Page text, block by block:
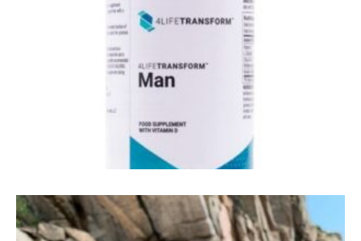
4Life Vista - gezichtsvermogen en ogen